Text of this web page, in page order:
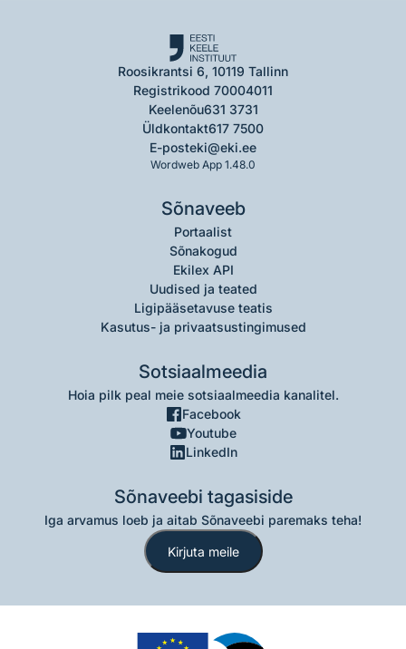
Roosikrantsi 6, 10119 Tallinn
Registrikood 70004011
Keelenõu631 3731
Üldkontakt617 7500
E-posteki@eki.ee
Wordweb App 1.48.0
Sõnaveeb
Portaalist
Sõnakogud
Ekilex API
Uudised ja teated
Ligipääsetavuse teatis
Kasutus- ja privaatsustingimused
Sotsiaalmeedia
Hoia pilk peal meie sotsiaalmeedia kanalitel.
Facebook
Youtube
LinkedIn
Sõnaveebi tagasiside
Iga arvamus loeb ja aitab Sõnaveebi paremaks teha!
Kirjuta meile